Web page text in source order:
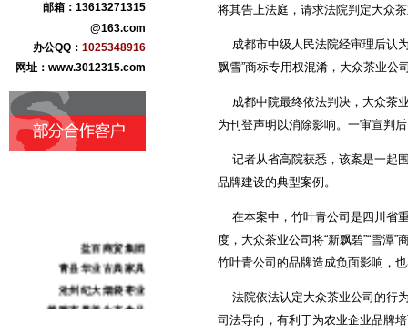
邮箱：13613271315
@163.com
办公QQ： 1025348916
网址：www.3012315.com
盐百商贸集团
青县华业古典家具
沧州纪大烟袋枣业
黄骅市果美生态食品
将其告上法庭，请求法院判定大众
成都市中级人民法院经审理后认为
飘雪”商标专用权混淆，大众茶业公
成都中院最终依法判决，大众茶
为刊登声明以消除影响。一审宣判
记者从省高院获悉，该案是一起围
品牌建设的典型案例。
在本案中，竹叶青公司是四川省重
度，大众茶业公司将“新飘碧”“雪潭
竹叶青公司的品牌造成负面影响，
法院依法认定大众茶业公司的行
司法导向，有利于为农业企业品牌